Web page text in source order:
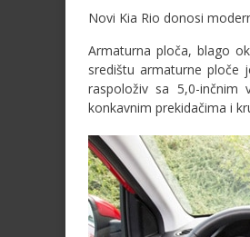
Novi Kia Rio donosi
Armaturna ploča, blago
središtu armaturne ploče
raspoloživ sa 5,0-inčnim
konkavnim prekidačima i